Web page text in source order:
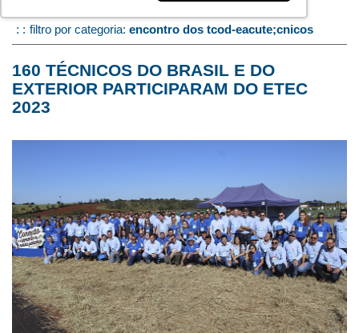
filtro por categoria: encontro dos tcod-eacute;cnicos
160 TÉCNICOS DO BRASIL E DO
EXTERIOR PARTICIPARAM DO ETEC
2023